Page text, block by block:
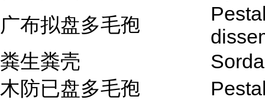
广布拟盘多毛孢
粪生粪壳
木防已盘多毛孢